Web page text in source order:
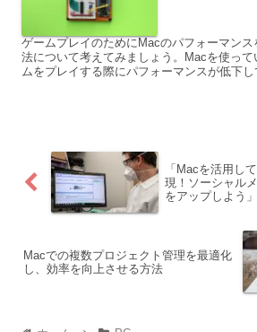
ゲームプレイのためにMacのパフォーマン
法について考えてみましょう。Macを使っ
ムをプレイする際にパフォーマンスが低下
「Macを活用し
現！ソーシャル
をアップしよう」
Macでの複数プロジェクト管理を最適化
し、効率を向上させる方法